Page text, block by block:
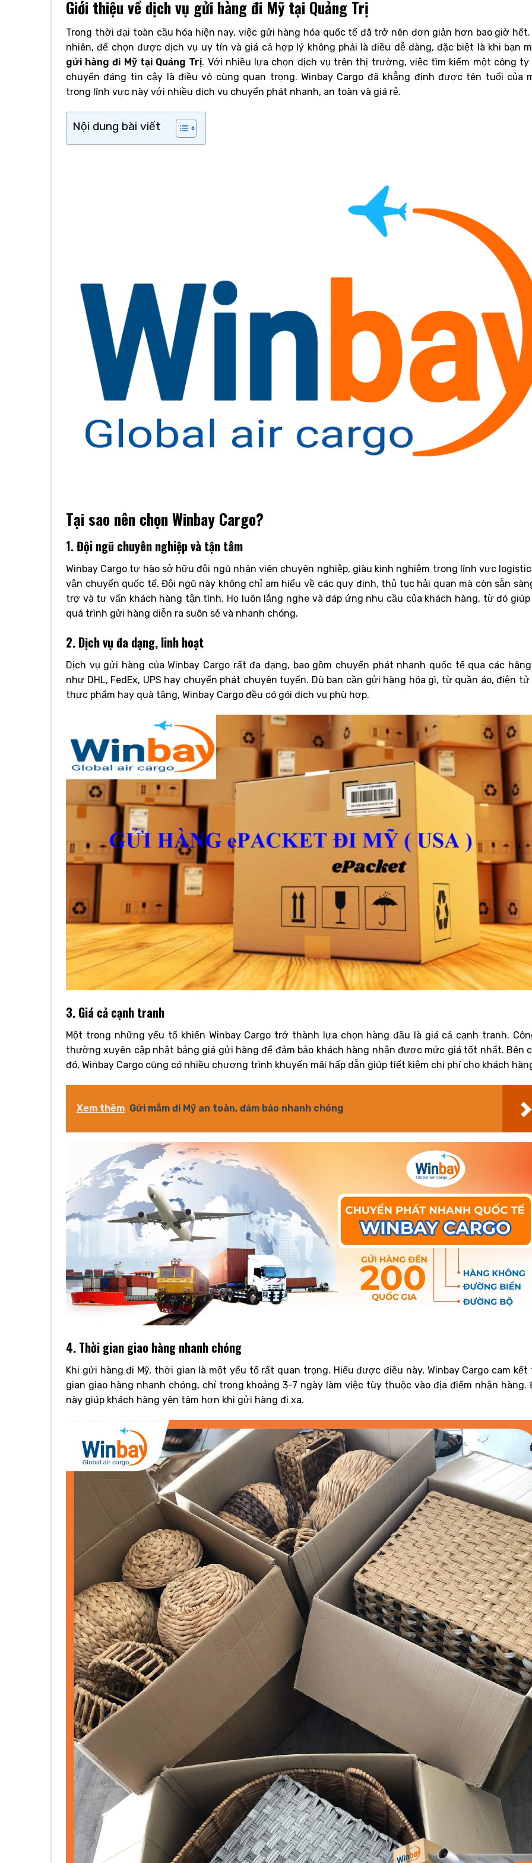
Giới thiệu về dịch vụ gửi hàng đi Mỹ tại Quảng Trị
Trong thời đại toàn cầu hóa hiện nay, việc gửi hàng hóa quốc tế đã trở nên đơn giản hơn bao giờ hết.
nhiên, để chọn được dịch vụ uy tín và giá cả hợp lý không phải là điều dễ dàng, đặc biệt là khi bạn
gửi hàng đi Mỹ tại Quảng Trị. Với nhiều lựa chọn dịch vụ trên thị trường, việc tìm kiếm một công ty
chuyển đáng tin cậy là điều vô cùng quan trọng. Winbay Cargo đã khẳng định được tên tuổi của
trong lĩnh vực này với nhiều dịch vụ chuyển phát nhanh, an toàn và giá rẻ.
Nội dung bài viết
Tại sao nên chọn Winbay Cargo?
1. Đội ngũ chuyên nghiệp và tận tâm
Winbay Cargo tự hào sở hữu đội ngũ nhân viên chuyên nghiệp, giàu kinh nghiệm trong lĩnh vực
vận chuyển quốc tế. Đội ngũ này không chỉ am hiểu về các quy định, thủ tục hải quan mà còn sẵn
trợ và tư vấn khách hàng tận tình. Họ luôn lắng nghe và đáp ứng nhu cầu của khách hàng, từ đó
quá trình gửi hàng diễn ra suôn sẻ và nhanh chóng.
2. Dịch vụ đa dạng, linh hoạt
Dịch vụ gửi hàng của Winbay Cargo rất đa dạng, bao gồm chuyển phát nhanh quốc tế qua các
như DHL, FedEx, UPS hay chuyển phát chuyên tuyến. Dù bạn cần gửi hàng hóa gì, từ quần áo, điện tử
thực phẩm hay quà tặng, Winbay Cargo đều có gói dịch vụ phù hợp.
3. Giá cả cạnh tranh
Một trong những yếu tố khiến Winbay Cargo trở thành lựa chọn hàng đầu là giá cả cạnh tranh.
thường xuyên cập nhật bảng giá gửi hàng để đảm bảo khách hàng nhận được mức giá tốt nhất. Bên
đó, Winbay Cargo cũng có nhiều chương trình khuyến mãi hấp dẫn giúp tiết kiệm chi phí cho khách
Xem thêm Gửi mắm đi Mỹ an toàn, đảm bảo nhanh chóng
4. Thời gian giao hàng nhanh chóng
Khi gửi hàng đi Mỹ, thời gian là một yếu tố rất quan trọng. Hiểu được điều này, Winbay Cargo cam
gian giao hàng nhanh chóng, chỉ trong khoảng 3-7 ngày làm việc tùy thuộc vào địa điểm nhận hàng.
này giúp khách hàng yên tâm hơn khi gửi hàng đi xa.